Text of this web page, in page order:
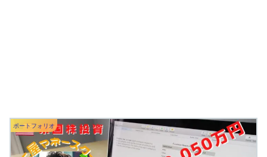
ポートフォリオ